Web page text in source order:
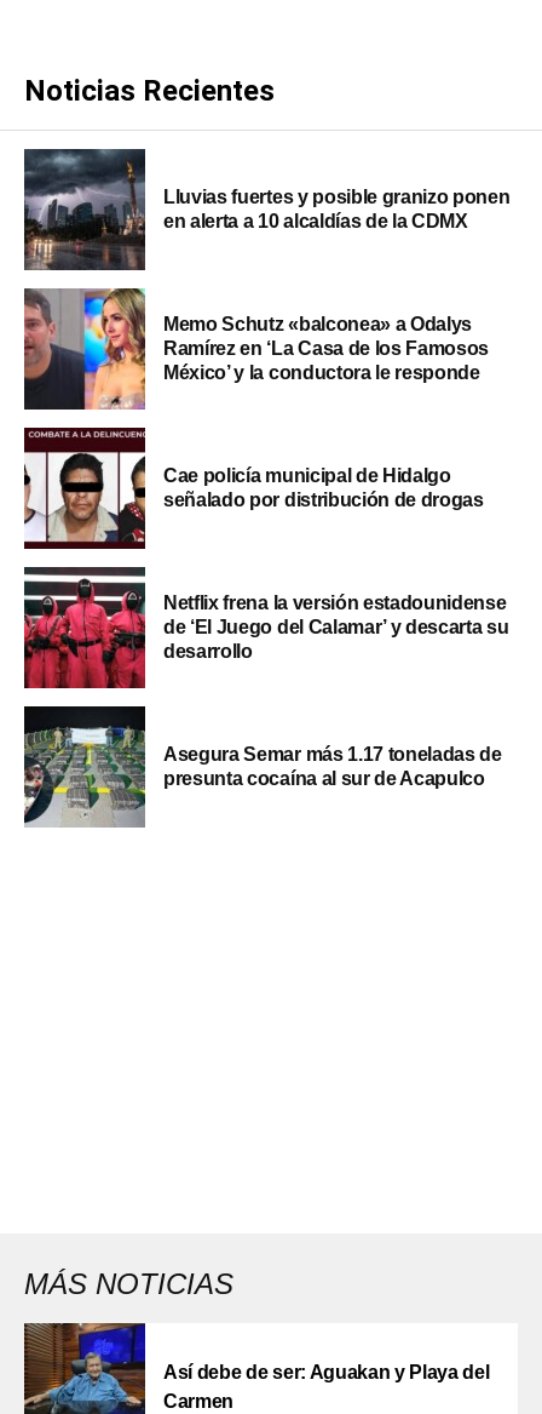
Noticias Recientes
Lluvias fuertes y posible granizo ponen
en alerta a 10 alcaldías de la CDMX
Memo Schutz «balconea» a Odalys
Ramírez en ‘La Casa de los Famosos
México’ y la conductora le responde
Cae policía municipal de Hidalgo
señalado por distribución de drogas
Netflix frena la versión estadounidense
de ‘El Juego del Calamar’ y descarta su
desarrollo
Asegura Semar más 1.17 toneladas de
presunta cocaína al sur de Acapulco
MÁS NOTICIAS
Así debe de ser: Aguakan y Playa del
Carmen